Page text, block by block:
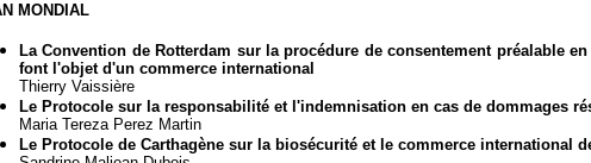
MONDIAL
La Convention de Rotterdam sur la procédure de consentement préalable
font l'objet d'un commerce international
Thierry Vaissière
Le Protocole sur la responsabilité et l'indemnisation en cas de dommages
Maria Tereza Perez Martin
Le Protocole de Carthagène sur la biosécurité et le commerce international